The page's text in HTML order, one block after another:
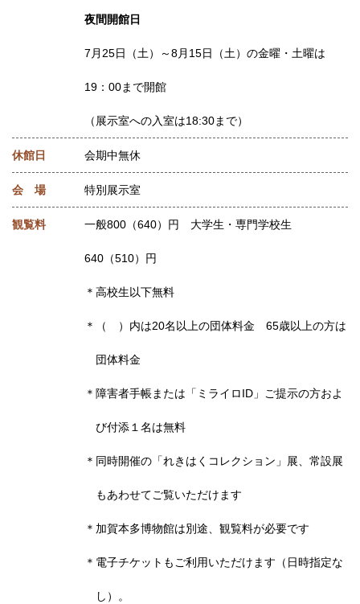
夜間開館日
7月25日（土）～8月15日（土）の金曜・土曜は
19：00まで開館
（展示室への入室は18:30まで）
休館日 会期中無休
会 場 特別展示室
観覧料 一般800（640）円 大学生・専門学校生
640（510）円
＊高校生以下無料
＊（ ）内は20名以上の団体料金 65歳以上の方は
団体料金
＊障害者手帳または「ミライロID」ご提示の方およ
び付添１名は無料
＊同時開催の「れきはくコレクション」展、常設展
もあわせてご覧いただけます
＊加賀本多博物館は別途、観覧料が必要です
＊電子チケットもご利用いただけます（日時指定な
し）。